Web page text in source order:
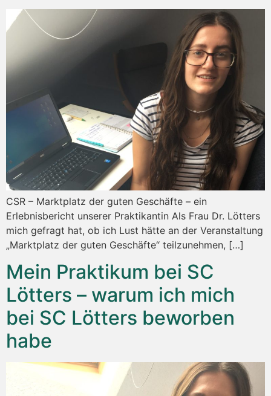
CSR – Marktplatz der guten Geschäfte – ein
Erlebnisbericht unserer Praktikantin Als Frau Dr. Lötters
mich gefragt hat, ob ich Lust hätte an der Veranstaltung
„Marktplatz der guten Geschäfte“ teilzunehmen, […]
Mein Praktikum bei SC
Lötters – warum ich mich
bei SC Lötters beworben
habe